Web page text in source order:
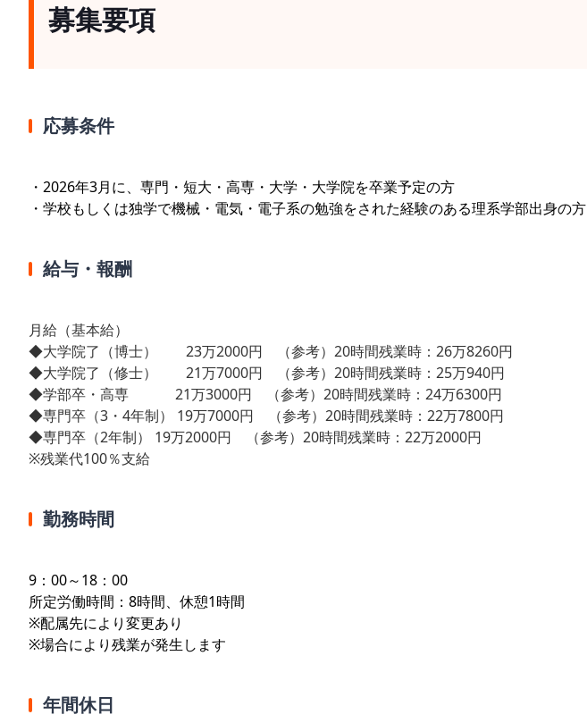
募集要項
応募条件
・2026年3月に、専門・短大・高専・大学・大学院を卒業予定の方
・学校もしくは独学で機械・電気・電子系の勉強をされた経験のある理系学部出身の方
給与・報酬
月給（基本給）
◆大学院了（博士） 23万2000円 （参考）20時間残業時：26万8260円
◆大学院了（修士） 21万7000円 （参考）20時間残業時：25万940円
◆学部卒・高専 21万3000円 （参考）20時間残業時：24万6300円
◆専門卒（3・4年制） 19万7000円 （参考）20時間残業時：22万7800円
◆専門卒（2年制） 19万2000円 （参考）20時間残業時：22万2000円
※残業代100％支給
勤務時間
9：00～18：00
所定労働時間：8時間、休憩1時間
※配属先により変更あり
※場合により残業が発生します
年間休日